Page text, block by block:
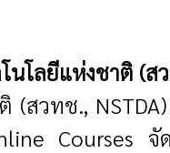
นโลยีแห่งชาติ (ส
สวทช.,
Courses จั